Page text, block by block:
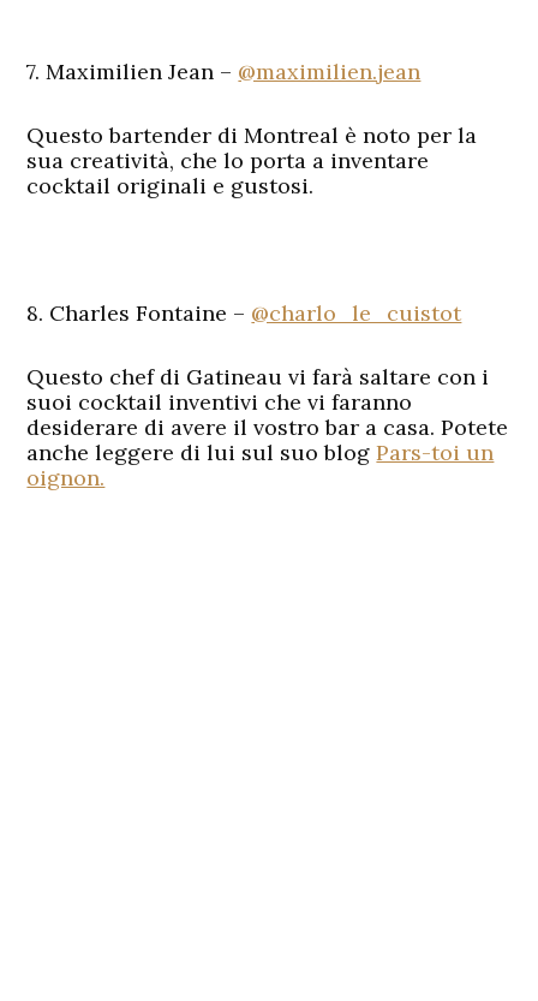
7. Maximilien Jean – @maximilien.jean
Questo bartender di Montreal è noto per la
sua creatività, che lo porta a inventare
cocktail originali e gustosi.
8. Charles Fontaine – @charlo_le_cuistot
Questo chef di Gatineau vi farà saltare con i
suoi cocktail inventivi che vi faranno
desiderare di avere il vostro bar a casa. Potete
anche leggere di lui sul suo blogPars-toi un
oignon.